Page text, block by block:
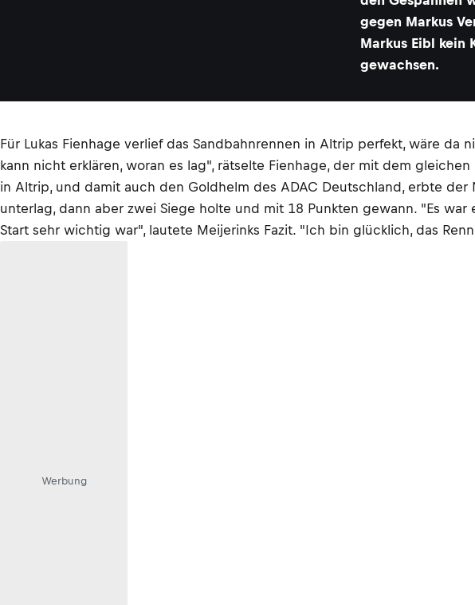
gegen Markus
Markus Eibl kein
gewachsen.
Für Lukas Fienhage verlief das Sandbahnrennen in Altrip perfekt, wäre
kann nicht erklären, woran es lag", rätselte Fienhage, der mit dem
in Altrip, und damit auch den Goldhelm des ADAC Deutschland, erbte
unterlag, dann aber zwei Siege holte und mit 18 Punkten gewann. "Es
Start sehr wichtig war", lautete Meijerinks Fazit. "Ich bin glücklich, das
Werbung